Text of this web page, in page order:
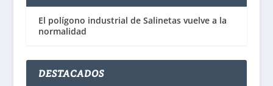
El polígono industrial de Salinetas vuelve a la
normalidad
DESTACADOS